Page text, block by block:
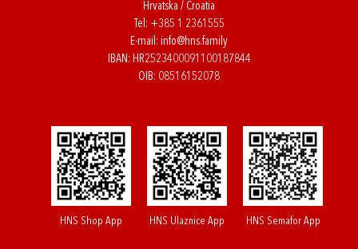
Hrvatska / Croatia
Tel: +385 1 2361555
E-mail: info@hns.family
IBAN: HR2523400091100187844
OIB: 08516152078
HNS Shop App HNS Ulaznice App HNS Semafor App